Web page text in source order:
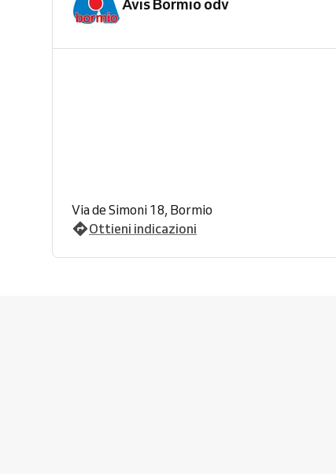
Via de Simoni 18, Bormio
Ottieni indicazioni